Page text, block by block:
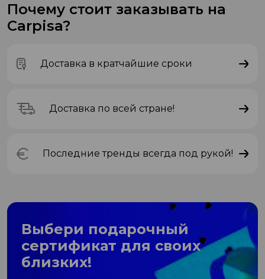
Почему стоит заказывать на
Carpisa?
Доставка в кратчайшие сроки
Доставка по всей стране!
Последние тренды всегда под рукой!
Выбери подарочный
сертификат для своих
близких!